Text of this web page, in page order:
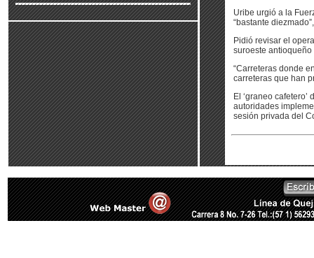
Uribe urgió a la
“bastante
Pidió revisar el
suroeste
“Carreteras donde
carreteras que han
El ‘graneo
autoridades
sesión privada del